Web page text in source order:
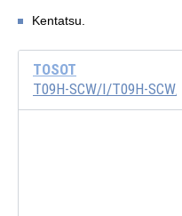
Kentatsu.
TOSOT
T09H-SCW/I/T09H-SCW/O